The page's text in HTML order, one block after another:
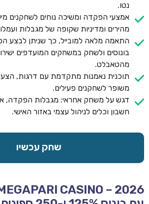
נטו.
אמצעי הפקדה ומשיכה נוחים לשחקנים
מהירים ומדיניות שקופה של מגבלות
התאמה מלאה למובייל, כך שניתן לבצע
בונוסים ולשחק במשחקים המועדפים
מהטאבלט.
תוכנית נאמנות מתקדמת עם דרגות,
משופר לשחקנים פעילים.
דגש על משחק אחראי: מגבלות הפקדה,
חשבון וכלים לניהול עצמי באזור האישי.
שחק עכשיו